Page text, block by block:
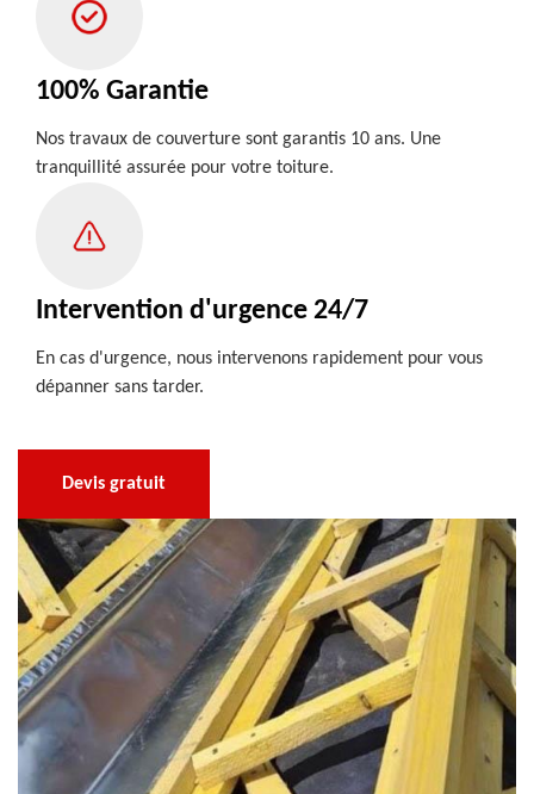
100% Garantie
Nos travaux de couverture sont garantis 10 ans. Une
tranquillité assurée pour votre toiture.
Intervention d'urgence 24/7
En cas d'urgence, nous intervenons rapidement pour vous
dépanner sans tarder.
Devis gratuit